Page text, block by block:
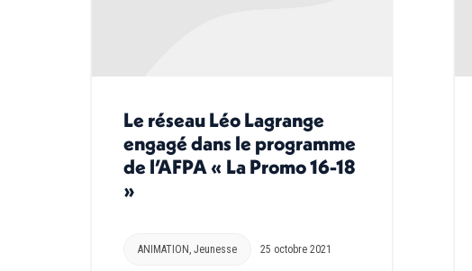
Le réseau Léo Lagrange
engagé dans le programme
de l’AFPA « La Promo 16-18
»
ANIMATION Jeunesse 25 octobre 2021